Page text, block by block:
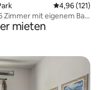
4,96 (121)
Zimmer mit eigenem Bad
mieten